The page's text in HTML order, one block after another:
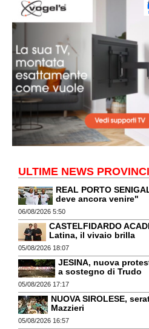
ULTIME NEWS
REAL PORTO
deve ancora venire"
06/08/2026 5:50
CASTELFIDARDO
Latina, il vivaio brilla
05/08/2026 18:07
JESINA, nuova
a sostegno di Trudo
05/08/2026 17:17
NUOVA SIROLESE,
Mazzieri
05/08/2026 16:57